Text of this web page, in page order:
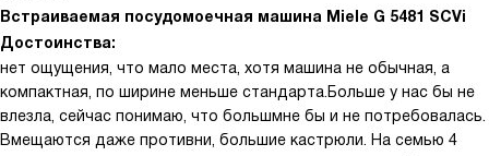
Встраиваемая посудомоечная машина Miele G 5481 SCVi
Достоинства:
нет ощущения, что мало места, хотя машина не обычная, а
компактная, по ширине меньше стандарта.Больше у нас бы не
влезла, сейчас понимаю, что большмне бы и не потребовалась.
Вмещаются даже противни, большие кастрюли. На семью 4